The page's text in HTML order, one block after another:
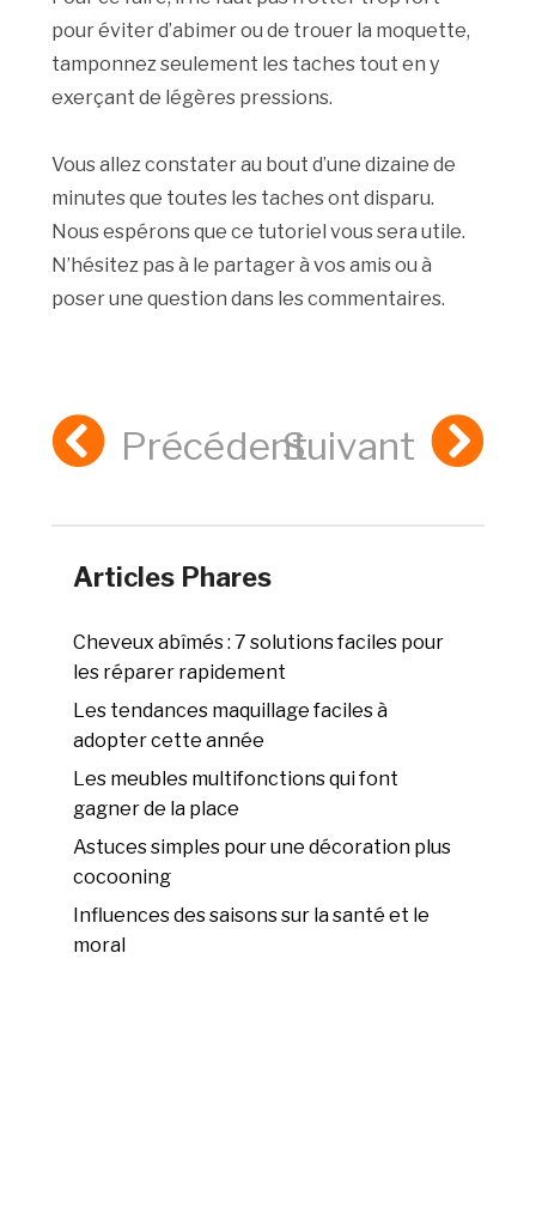
pour éviter d’abimer ou de trouer la moquette,
tamponnez seulement les taches tout en y
exerçant de légères pressions.
Vous allez constater au bout d’une dizaine de
minutes que toutes les taches ont disparu.
Nous espérons que ce tutoriel vous sera utile.
N’hésitez pas à le partager à vos amis ou à
poser une question dans les commentaires.
PrécédentSuivant
Articles Phares
Cheveux abîmés : 7 solutions faciles pour
les réparer rapidement
Les tendances maquillage faciles à
adopter cette année
Les meubles multifonctions qui font
gagner de la place
Astuces simples pour une décoration plus
cocooning
Influences des saisons sur la santé et le
moral